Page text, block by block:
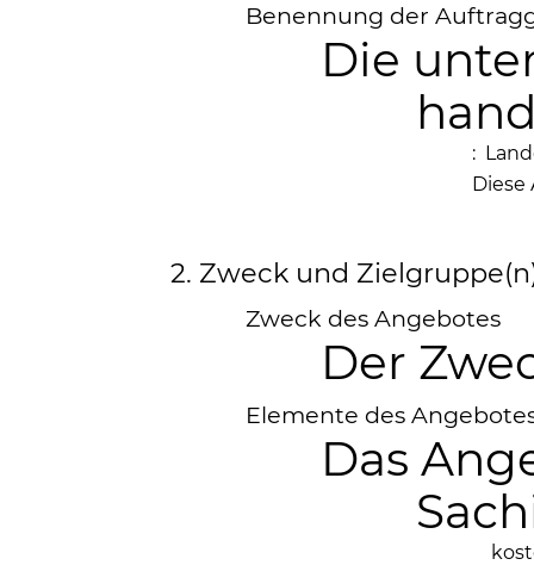
Benennung der
Die
:
Diese
2. Zweck und
Zweck des Angebotes
Der
Elemente des
Das